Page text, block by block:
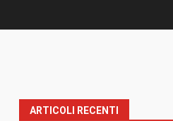
ARTICOLI RECENTI